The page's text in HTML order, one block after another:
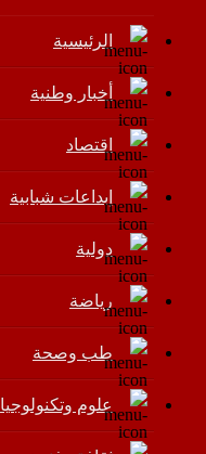
الرئيسية
أخبار وطنية
اقتصاد
إبداعات شبابية
دولية
رياضة
طب وصحة
علوم وتكنولوجيا